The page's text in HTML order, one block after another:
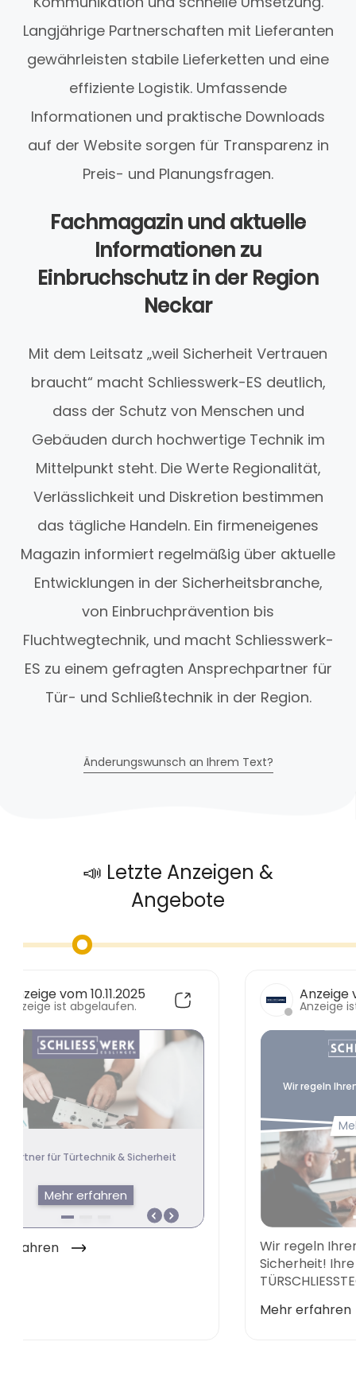
Langjährige Partnerschaften mit Lieferanten
gewährleisten stabile Lieferketten und eine
effiziente Logistik. Umfassende
Informationen und praktische Downloads
auf der Website sorgen für Transparenz in
Preis- und Planungsfragen.
Fachmagazin und aktuelle
Informationen zu
Einbruchschutz in der Region
Neckar
Mit dem Leitsatz „weil Sicherheit Vertrauen
braucht“ macht Schliesswerk-ES deutlich,
dass der Schutz von Menschen und
Gebäuden durch hochwertige Technik im
Mittelpunkt steht. Die Werte Regionalität,
Verlässlichkeit und Diskretion bestimmen
das tägliche Handeln. Ein firmeneigenes
Magazin informiert regelmäßig über aktuelle
Entwicklungen in der Sicherheitsbranche,
von Einbruchprävention bis
Fluchtwegtechnik, und macht Schliesswerk-
ES zu einem gefragten Ansprechpartner für
Tür- und Schließtechnik in der Region.
Änderungswunsch an Ihrem Text?